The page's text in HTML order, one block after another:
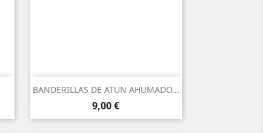
BANDERILLAS DE ATUN AHUMADO...
Precio
9,00 €
 Vista rápida